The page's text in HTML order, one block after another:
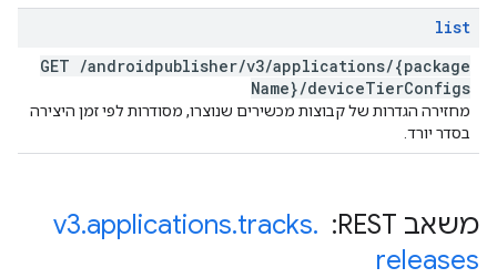
list
GET /androidpublisher/v3/applications/{package
Name}/deviceTierConfigs
מחזירה הגדרות של קבוצות מכשירים שנוצרו, מסודרות לפי זמן היצירה
בסדר יורד.
משאב REST: ‏ v3.applications.tracks.
releases